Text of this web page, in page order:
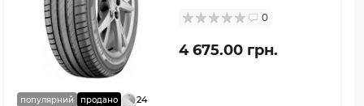
популярний продано 24
0
4 675.00 грн.